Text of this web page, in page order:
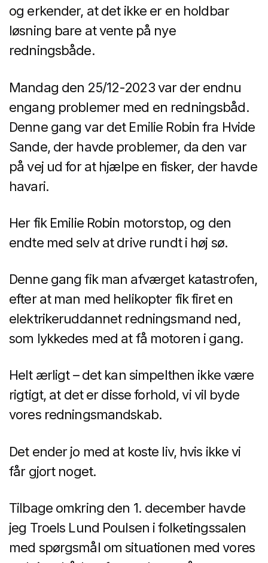
og erkender, at det ikke er en holdbar
løsning bare at vente på nye
redningsbåde.
Mandag den 25/12-2023 var der endnu
engang problemer med en redningsbåd.
Denne gang var det Emilie Robin fra Hvide
Sande, der havde problemer, da den var
på vej ud for at hjælpe en fisker, der havde
havari.
Her fik Emilie Robin motorstop, og den
endte med selv at drive rundt i høj sø.
Denne gang fik man afværget katastrofen,
efter at man med helikopter fik firet en
elektrikeruddannet redningsmand ned,
som lykkedes med at få motoren i gang.
Helt ærligt – det kan simpelthen ikke være
rigtigt, at det er disse forhold, vi vil byde
vores redningsmandskab.
Det ender jo med at koste liv, hvis ikke vi
får gjort noget.
Tilbage omkring den 1. december havde
jeg Troels Lund Poulsen i folketingssalen
med spørgsmål om situationen med vores